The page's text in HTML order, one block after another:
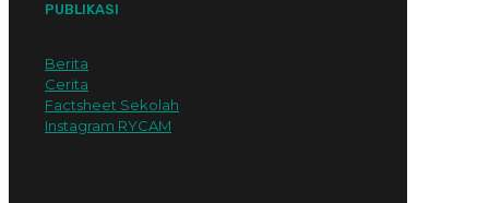
PUBLIKASI
Berita
Cerita
Factsheet Sekolah
Instagram RYCAM